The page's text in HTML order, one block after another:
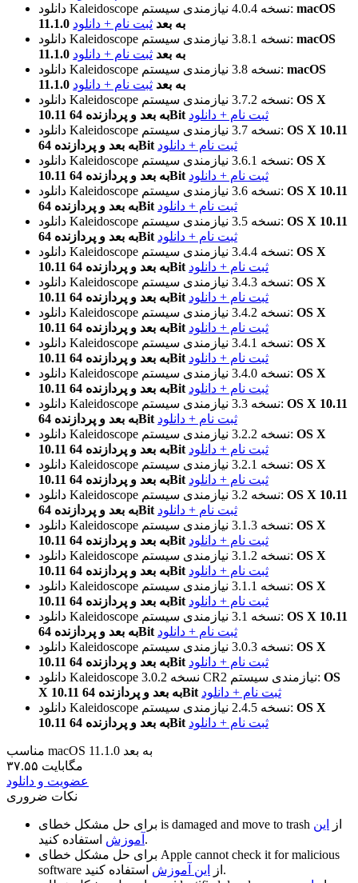
دانلود Kaleidoscope
نسخه 4.0.4نیازمندی سیستم: macOS
11.1.0 به بعد ثبت نام + دانلود
دانلود Kaleidoscope
نسخه 3.8.1نیازمندی سیستم: macOS
11.1.0 به بعد ثبت نام + دانلود
دانلود Kaleidoscope
نسخه 3.8نیازمندی سیستم: macOS
11.1.0 به بعد ثبت نام + دانلود
دانلود Kaleidoscope
نسخه 3.7.2نیازمندی سیستم: OS X
10.11 به بعد و پردازنده 64Bit ثبت نام + دانلود
دانلود Kaleidoscope
نسخه 3.7نیازمندی سیستم: OS X 10.11
به بعد و پردازنده 64Bit ثبت نام + دانلود
دانلود Kaleidoscope
نسخه 3.6.1نیازمندی سیستم: OS X
10.11 به بعد و پردازنده 64Bit ثبت نام + دانلود
دانلود Kaleidoscope
نسخه 3.6نیازمندی سیستم: OS X 10.11
به بعد و پردازنده 64Bit ثبت نام + دانلود
دانلود Kaleidoscope
نسخه 3.5نیازمندی سیستم: OS X 10.11
به بعد و پردازنده 64Bit ثبت نام + دانلود
دانلود Kaleidoscope
نسخه 3.4.4نیازمندی سیستم: OS X
10.11 به بعد و پردازنده 64Bit ثبت نام + دانلود
دانلود Kaleidoscope
نسخه 3.4.3نیازمندی سیستم: OS X
10.11 به بعد و پردازنده 64Bit ثبت نام + دانلود
دانلود Kaleidoscope
نسخه 3.4.2نیازمندی سیستم: OS X
10.11 به بعد و پردازنده 64Bit ثبت نام + دانلود
دانلود Kaleidoscope
نسخه 3.4.1نیازمندی سیستم: OS X
10.11 به بعد و پردازنده 64Bit ثبت نام + دانلود
دانلود Kaleidoscope
نسخه 3.4.0نیازمندی سیستم: OS X
10.11 به بعد و پردازنده 64Bit ثبت نام + دانلود
دانلود Kaleidoscope
نسخه 3.3نیازمندی سیستم: OS X 10.11
به بعد و پردازنده 64Bit ثبت نام + دانلود
دانلود Kaleidoscope
نسخه 3.2.2نیازمندی سیستم: OS X
10.11 به بعد و پردازنده 64Bit ثبت نام + دانلود
دانلود Kaleidoscope
نسخه 3.2.1نیازمندی سیستم: OS X
10.11 به بعد و پردازنده 64Bit ثبت نام + دانلود
دانلود Kaleidoscope
نسخه 3.2نیازمندی سیستم: OS X 10.11
به بعد و پردازنده 64Bit ثبت نام + دانلود
دانلود Kaleidoscope
نسخه 3.1.3نیازمندی سیستم: OS X
10.11 به بعد و پردازنده 64Bit ثبت نام + دانلود
دانلود Kaleidoscope
نسخه 3.1.2نیازمندی سیستم: OS X
10.11 به بعد و پردازنده 64Bit ثبت نام + دانلود
دانلود Kaleidoscope
نسخه 3.1.1نیازمندی سیستم: OS X
10.11 به بعد و پردازنده 64Bit ثبت نام + دانلود
دانلود Kaleidoscope
نسخه 3.1نیازمندی سیستم: OS X 10.11
به بعد و پردازنده 64Bit ثبت نام + دانلود
دانلود Kaleidoscope
نسخه 3.0.3نیازمندی سیستم: OS X
10.11 به بعد و پردازنده 64Bit ثبت نام + دانلود
دانلود Kaleidoscope
نسخه 3.0.2 CR2 نیازمندی سیستم: OS
X 10.11 به بعد و پردازنده 64Bit ثبت نام + دانلود
دانلود Kaleidoscope
نسخه 2.4.5نیازمندی سیستم: OS X
10.11 به بعد و پردازنده 64Bit ثبت نام + دانلود
مناسب macOS 11.1.0 به بعد
۳۷.۵۵ مگابایت
عضویت و دانلود
نکات ضروری
is damaged and move to trash از
این
آموزش استفاده کنید.
Apple cannot check it for malicious
software
از این آموزش
استفاده کنید.